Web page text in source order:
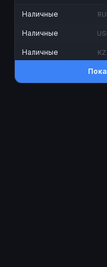
Наличные
Наличные
Наличные